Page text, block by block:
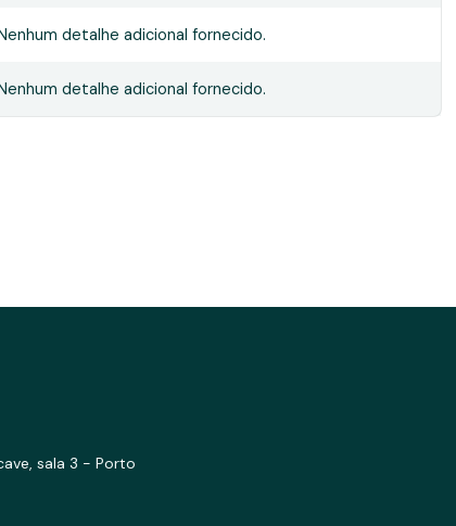
detalhe adicional fornecido.
detalhe adicional fornecido.
sala 3 - Porto